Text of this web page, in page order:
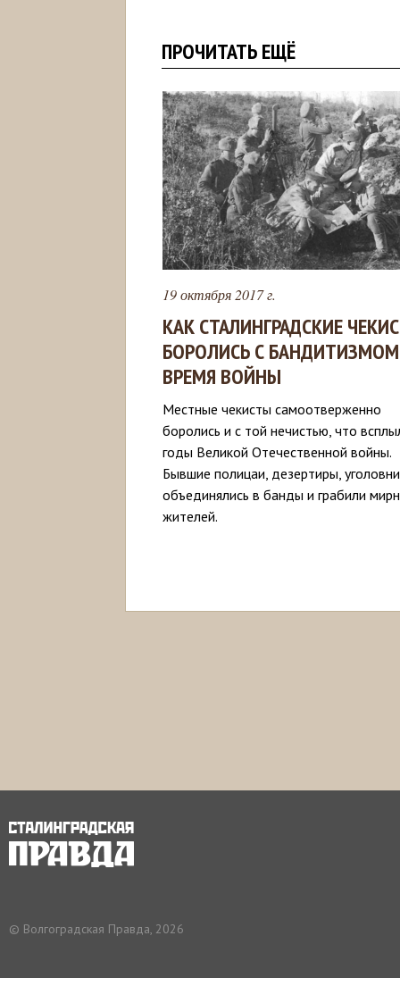
ПРОЧИТАТЬ ЕЩЁ
19 октября 2017 г.
КАК СТАЛИНГРАДСКИЕ
БОРОЛИСЬ С
ВРЕМЯ ВОЙНЫ
Местные чекисты самоотверженно
боролись и с той нечистью, что
годы Великой Отечественной войны.
Бывшие полицаи, дезертиры,
объединялись в банды и грабили
жителей.
© Волгоградская Правда, 2026